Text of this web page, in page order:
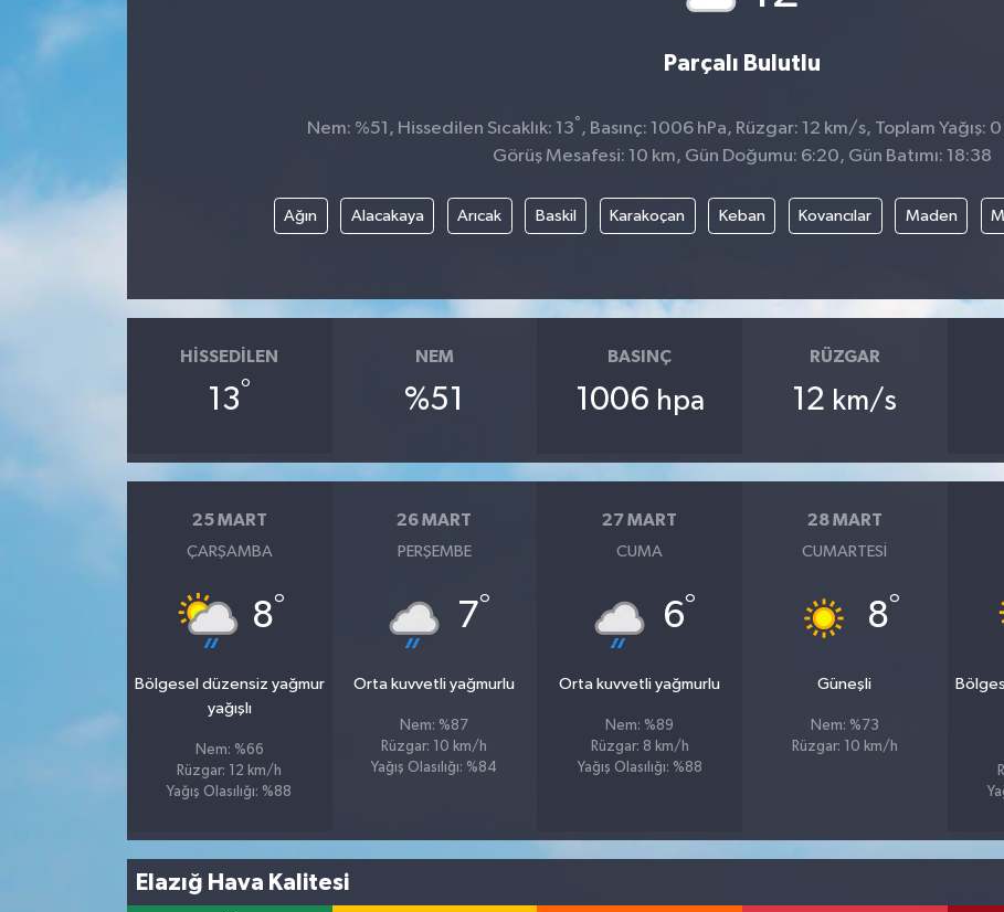
Parçalı Bulutlu
Nem: %51, Hissedilen Sıcaklık: 13° , Basınç: 1006 hPa, Rüzgar: 12 km/s, Toplam Yağış:
Görüş Mesafesi: 10 km, Gün Doğumu: 6:20, Gün Batımı: 18:38
Ağın Alacakaya Arıcak Baskil Karakoçan Keban Kovancılar Maden
HISSEDILEN
13°
NEM
%51
BASINÇ
1006 hpa
RÜZGAR
12 km/s
25 MART
ÇARŞAMBA
8°
Bölgesel düzensiz yağmur
yağışlı
Nem: %66
Rüzgar: 12 km/h
Yağış Olasılığı: %88
26 MART
PERŞEMBE
7°
Orta kuvvetli yağmurlu
Nem: %87
Rüzgar: 10 km/h
Yağış Olasılığı: %84
27 MART
CUMA
6°
Orta kuvvetli yağmurlu
Nem: %89
Rüzgar: 8 km/h
Yağış Olasılığı: %88
28 MART
CUMARTESI
8°
Güneşli
Nem: %73
Rüzgar: 10 km/h
Elazığ Hava Kalitesi